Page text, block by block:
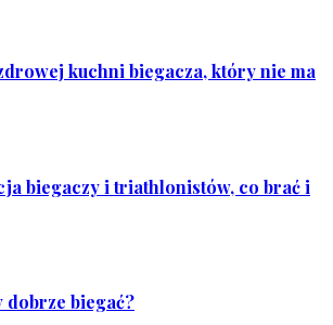
kuchni biegacza, który nie ma
biegaczy i triathlonistów, co brać i
dobrze biegać?